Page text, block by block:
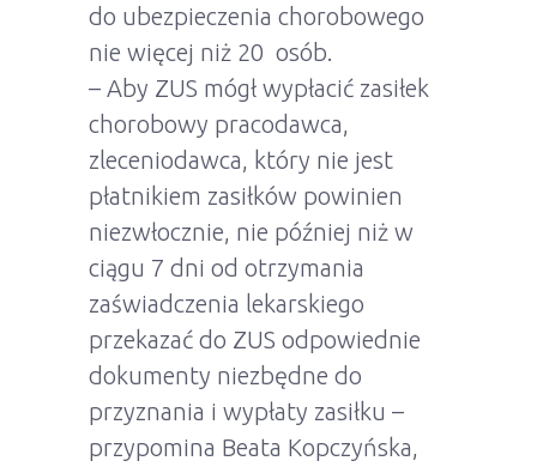
do ubezpieczenia chorobowego
nie więcej niż 20 osób.
– Aby ZUS mógł wypłacić zasiłek
chorobowy pracodawca,
zleceniodawca, który nie jest
płatnikiem zasiłków powinien
niezwłocznie, nie później niż w
ciągu 7 dni od otrzymania
zaświadczenia lekarskiego
przekazać do ZUS odpowiednie
dokumenty niezbędne do
przyznania i wypłaty zasiłku –
przypomina Beata Kopczyńska,